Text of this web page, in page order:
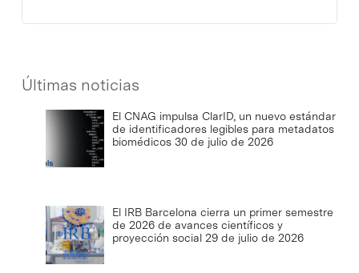
Últimas noticias
El CNAG impulsa ClarID, un nuevo estándar
de identificadores legibles para metadatos
biomédicos 30 de julio de 2026
El IRB Barcelona cierra un primer semestre
de 2026 de avances científicos y
proyección social 29 de julio de 2026